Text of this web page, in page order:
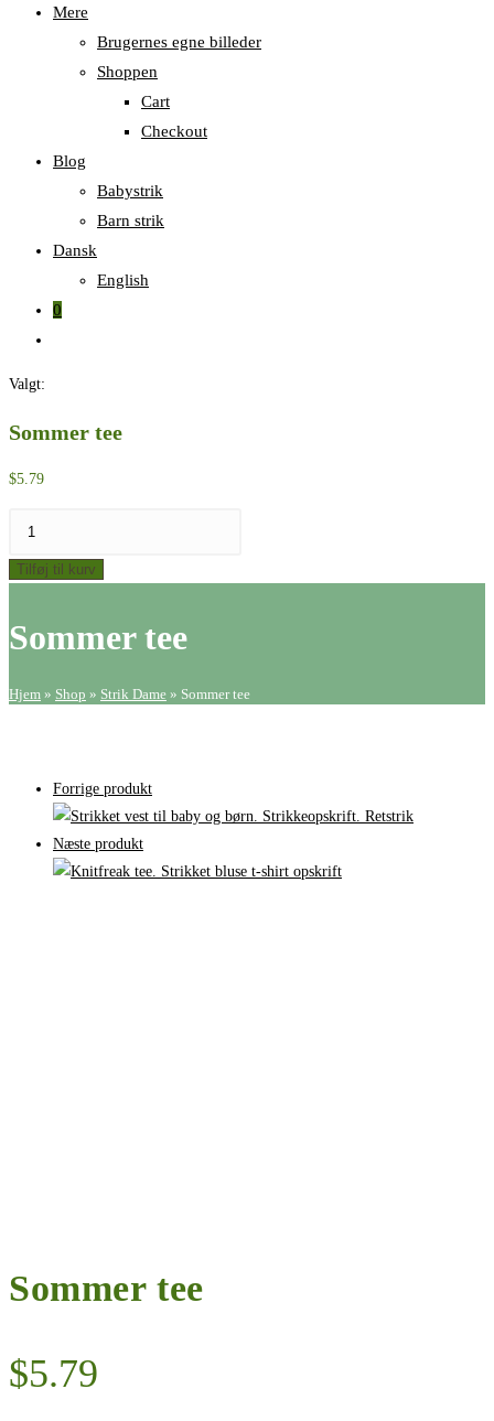
Mere
Brugernes egne billeder
Shoppen
Cart
Checkout
Blog
Babystrik
Barn strik
Dansk
English
0
Valgt:
Sommer tee
$5.79
antal
Tilføj til kurv
Sommer tee
Hjem » Shop » Strik Dame » Sommer tee
Forrige produkt
Næste produkt
Sommer tee
$5.79